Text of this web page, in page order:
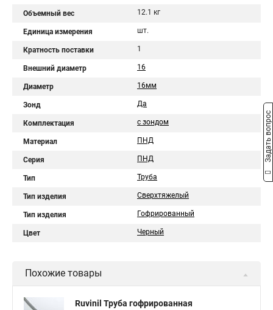
Объемный вес 12.1 кг
Единица измерения шт.
Кратность поставки 1
Внешний диаметр 16
Диаметр 16мм
Зонд Да
Комплектация с зондом
Материал ПНД
Серия ПНД
Тип Труба
Тип изделия Сверхтяжелый
Тип изделия Гофрированный
Цвет Черный
Похожие товары
Ruvinil Труба гофрированная
Задать вопрос